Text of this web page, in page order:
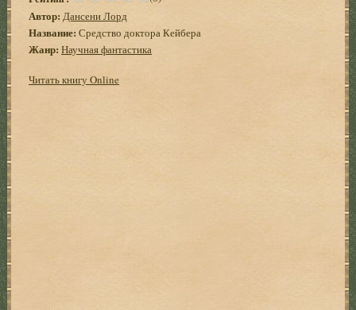
Автор: Дансени Лорд
Название: Средство доктора Кейбера
Жанр: Научная фантастика
Читать книгу Online